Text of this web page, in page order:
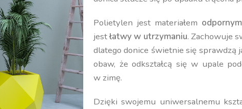
Polietylen jest materiałem
jestłatwy w utrzymaniu. Zachowuje
dlatego donice świetnie się sprawdzą
obaw, że odkształcą się w upale
w zimę.
Dzięki swojemu uniwersalnemu